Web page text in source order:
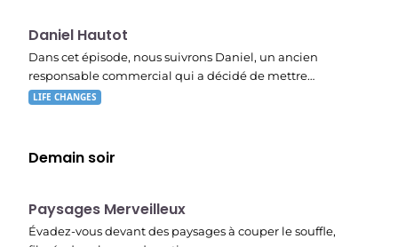
19:47
Daniel Hautot
Dans cet épisode, nous suivrons Daniel, un ancien
responsable commercial qui a décidé de mettre…
LIFE CHANGES
Demain soir
22:40
Paysages Merveilleux
Évadez-vous devant des paysages à couper le souffle,